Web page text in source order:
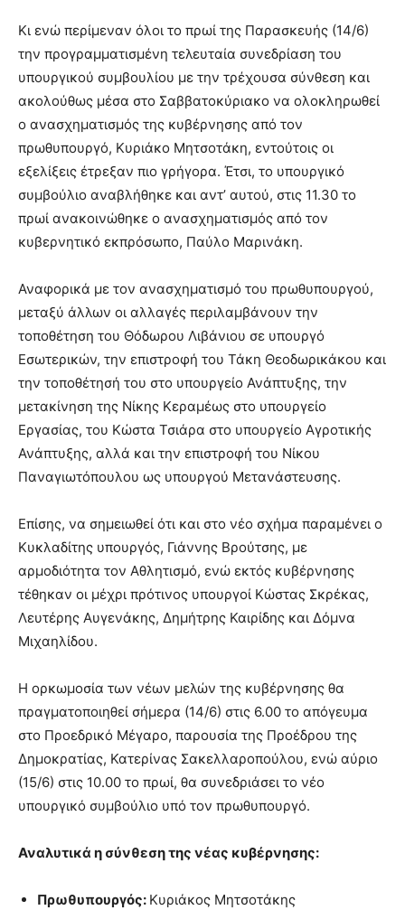
Κι ενώ περίμεναν όλοι το πρωί της Παρασκευής (14/6)
την προγραμματισμένη τελευταία συνεδρίαση του
υπουργικού συμβουλίου με την τρέχουσα σύνθεση και
ακολούθως μέσα στο Σαββατοκύριακο να ολοκληρωθεί
ο ανασχηματισμός της κυβέρνησης από τον
πρωθυπουργό, Κυριάκο Μητσοτάκη, εντούτοις οι
εξελίξεις έτρεξαν πιο γρήγορα. Έτσι, το υπουργικό
συμβούλιο αναβλήθηκε και αντ’ αυτού, στις 11.30 το
πρωί ανακοινώθηκε ο ανασχηματισμός από τον
κυβερνητικό εκπρόσωπο, Παύλο Μαρινάκη.
Αναφορικά με τον ανασχηματισμό του πρωθυπουργού,
μεταξύ άλλων οι αλλαγές περιλαμβάνουν την
τοποθέτηση του Θόδωρου Λιβάνιου σε υπουργό
Εσωτερικών, την επιστροφή του Τάκη Θεοδωρικάκου και
την τοποθέτησή του στο υπουργείο Ανάπτυξης, την
μετακίνηση της Νίκης Κεραμέως στο υπουργείο
Εργασίας, του Κώστα Τσιάρα στο υπουργείο Αγροτικής
Ανάπτυξης, αλλά και την επιστροφή του Νίκου
Παναγιωτόπουλου ως υπουργού Μετανάστευσης.
Επίσης, να σημειωθεί ότι και στο νέο σχήμα παραμένει ο
Κυκλαδίτης υπουργός, Γιάννης Βρούτσης, με
αρμοδιότητα τον Αθλητισμό, ενώ εκτός κυβέρνησης
τέθηκαν οι μέχρι πρότινος υπουργοί Κώστας Σκρέκας,
Λευτέρης Αυγενάκης, Δημήτρης Καιρίδης και Δόμνα
Μιχαηλίδου.
Η ορκωμοσία των νέων μελών της κυβέρνησης θα
πραγματοποιηθεί σήμερα (14/6) στις 6.00 το απόγευμα
στο Προεδρικό Μέγαρο, παρουσία της Προέδρου της
Δημοκρατίας, Κατερίνας Σακελλαροπούλου, ενώ αύριο
(15/6) στις 10.00 το πρωί, θα συνεδριάσει το νέο
υπουργικό συμβούλιο υπό τον πρωθυπουργό.
Αναλυτικά η σύνθεση της νέας κυβέρνησης:
Πρωθυπουργός: Κυριάκος Μητσοτάκης